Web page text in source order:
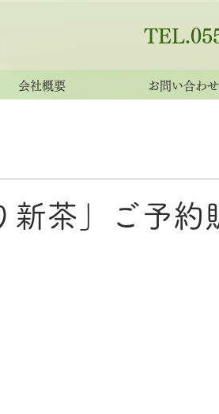
会社概要 お問い合わせ
新茶」ご予約